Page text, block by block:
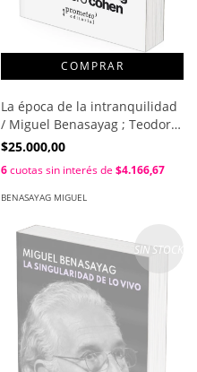
La época de la intranquilidad
/ Miguel Benasayag ; Teodoro
Cohen
$25.000,00
6cuotas sin interés de $4.166,67
BENASAYAG MIGUEL
SIN STOCK